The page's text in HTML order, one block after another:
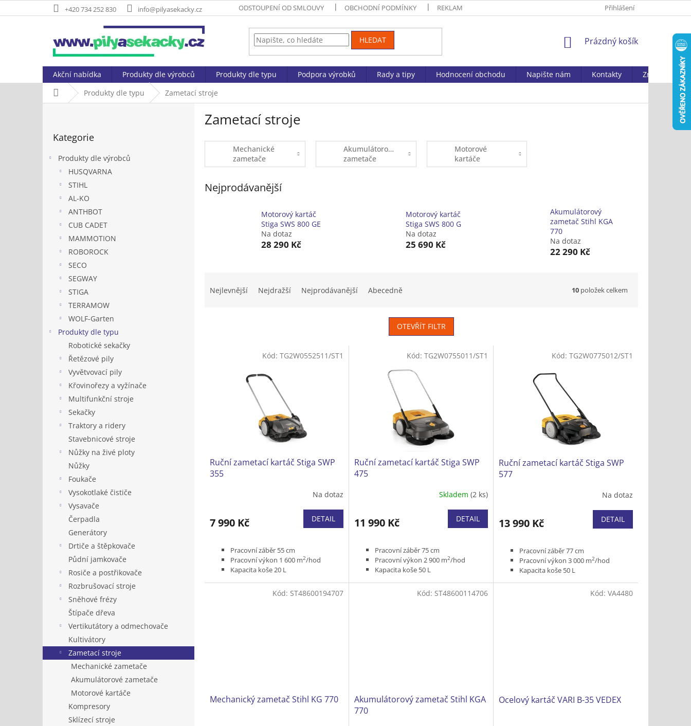
na
+420 734 252 830 info@pilyasekacky.cz ODSTOUPENÍ OD SMLOUVY OBCHODNÍ PODMÍNKY REKLAMAČNÍ ŘÁD ZPRACOVÁNÍ OSOBNÍCH ÚDAJŮ DOSTUPNOST
Přihlášení
HLEDAT
NÁKUPNÍ
Prázdný košík
Akční nabídka Produkty dle výrobců Produkty dle typu Podpora výrobků Rady a tipy Hodnocení obchodu Napište nám Kontakty
Značky
Domů Produkty dle typu Zametací stroje
kategorie
Kategorie
Produkty dle výrobců
HUSQVARNA
STIHL
AL-KO
ANTHBOT
CUB CADET
MAMMOTION
ROBOROCK
SECO
SEGWAY
STIGA
TERRAMOW
WOLF-Garten
Produkty dle typu
Robotické sekačky
Řetězové pily
Vyvětvovací pily
Křovinořezy a vyžínače
Multifunkční stroje
Sekačky
Traktory a ridery
Stavebnicové stroje
Nůžky na živé ploty
Nůžky
Foukače
Vysokotlaké čističe
Vysavače
Čerpadla
Generátory
Drtiče a štěpkovače
Půdní jamkovače
Rosiče a postřikovače
Rozbrušovací stroje
Sněhové frézy
Štípače dřeva
Vertikutátory a odmechovače
Kultivátory
Zametací stroje
Mechanické zametače
Akumulátorové zametače
Motorové kartáče
Kompresory
Sklízecí stroje
Zametací stroje
Mechanické
zametače
Akumulátorové
zametače
Motorové
kartáče
Nejprodávanější
Motorový kartáč
Stiga SWS 800 GE
Na dotaz
28 290 Kč
Motorový kartáč
Stiga SWS 800 G
Na dotaz
25 690 Kč
Akumulátorový
zametač Stihl KGA
770
Na dotaz
22 290 Kč
Nejlevnější Nejdražší Nejprodávanější Abecedně 10 položek celkem
OTEVŘÍT FILTR
Ruční zametací kartáč Stiga SWP
355
Na dotaz
7 990 Kč DETAIL
Pracovní záběr 55 cm
Pracovní výkon 1 600 m2/hod
Kapacita koše 20 L
Pro úklid okolo domu, chodníků,
dílny, garáže apod.
Kód: TG2W0552511/ST1
Ruční zametací kartáč Stiga SWP
475
Skladem (2 ks)
11 990 Kč DETAIL
Pracovní záběr 75 cm
Pracovní výkon 2 900 m2/hod
Kapacita koše 50 L
Pro úklid parkovišť, čerpacích stanic
Kód: TG2W0755011/ST1
Ruční zametací kartáč Stiga SWP
577
Na dotaz
13 990 Kč DETAIL
Pracovní záběr 77 cm
Pracovní výkon 3 000 m2/hod
Kapacita koše 50 L
Nejvýkonnější kartáč pro úklid
Kód: TG2W0775012/ST1
Mechanický zametač Stihl KG 770
Kód: ST48600194707
Akumulátorový zametač Stihl KGA
770
Kód: ST48600114706
Ocelový kartáč VARI B-35 VEDEX
Kód: VA4480